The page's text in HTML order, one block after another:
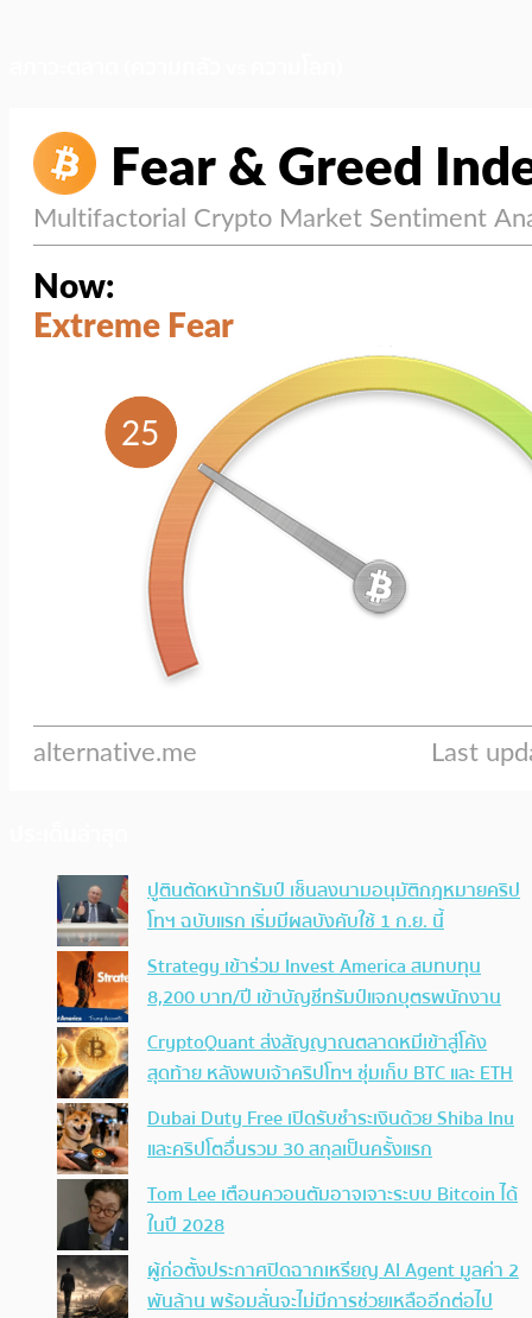
ปูตินตัดหน้าทรัมป์ เซ็นลงนามอนุมัติกฎหมายคริป
โทฯ ฉบับแรก เริ่มมีผลบังคับใช้ 1 ก.ย. นี้
Strategy เข้าร่วม Invest America สมทบทุน
8,200 บาท/ปี เข้าบัญชีทรัมป์แจกบุตรพนักงาน
CryptoQuant ส่งสัญญาณตลาดหมีเข้าสู่โค้ง
สุดท้าย หลังพบเจ้าคริปโทฯ ซุ่มเก็บ BTC และ ETH
Dubai Duty Free เปิดรับชำระเงินด้วย Shiba Inu
และคริปโตอื่นรวม 30 สกุลเป็นครั้งแรก
Tom Lee เตือนควอนตัมอาจเจาะระบบ Bitcoin ได้
ในปี 2028
ผู้ก่อตั้งประกาศปิดฉากเหรียญ AI Agent มูลค่า 2
พันล้าน พร้อมลั่นจะไม่มีการช่วยเหลืออีกต่อไป